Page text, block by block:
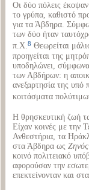
Οι δύο πόλεις
το γρύπα, καθιστό
για τα Άβδηρα.
των δύο ήταν
π.Χ.8 Θεωρείται
προηγείται της
υποδηλώνει,
των Αβδήρων: η
ανεξαρτησία της
κοιτάσματα
Η θρησκευτική ζωή
Είχαν κοινές με την
Ανθεστήρια, τα
στα Άβδηρα ως
κοινό πολιτειακό
αφορούσαν την
επεκτείνονταν και